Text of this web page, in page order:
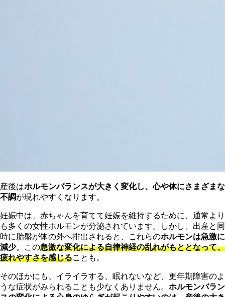
産後はホルモンバランスが大きく変化し、心や体にさまざまな
不調が現れやすくなります。
妊娠中は、赤ちゃんを育てて妊娠を維持するために、通常より
も多くの女性ホルモンが分泌されています。しかし、出産と同
時に胎盤が体の外へ排出されると、これらのホルモンは急激に
減少。この急激な変化による自律神経の乱れがもととなって、
疲れやすさを感じることも。
そのほかにも、イライラする、眠れないなど、更年期障害のよ
うな症状がみられることも少なくありません。 ホルモンバラン